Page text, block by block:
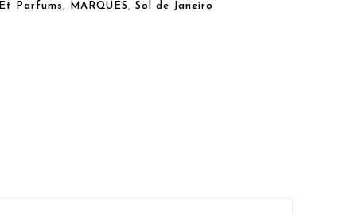
Parfums , MARQUES , Sol de Janeiro